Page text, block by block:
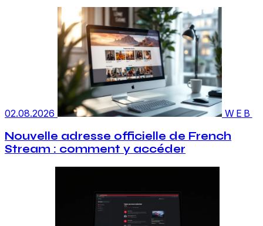
02.08.2026 WEB
Nouvelle adresse officielle de French
Stream : comment y accéder